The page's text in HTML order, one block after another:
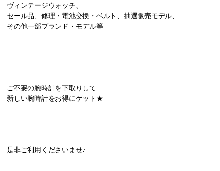
ヴィンテージウォッチ、
セール品、修理・電池交換・ベルト、抽選販売モデル、
その他一部ブランド・モデル等
ご不要の腕時計を下取りして
新しい腕時計をお得にゲット★
是非ご利用くださいませ♪